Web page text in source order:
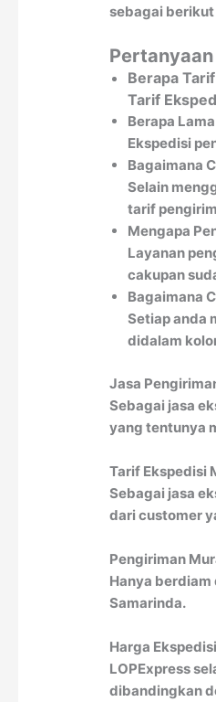
sebagai
Berapa
Tarif
Berapa
Ekspedisi
Bagaimana
Selain
tarif
Mengapa
Layanan
cakupan
Bagaimana
Setiap anda
didalam
Jasa
Sebagai jasa
yang tentunya
Tarif Ekspedisi
Sebagai jasa
dari customer
Pengiriman
Hanya
Samarinda.
Harga
LOPExpress
dibandingkan